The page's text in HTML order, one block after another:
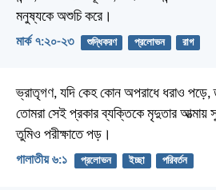
মনুষ্যকে অশুচি করে।
মার্ক ৭:২০-২৩ শুদ্ধিকরণ প্রলোভন রাগ
ভ্রাতৃগণ, যদি কেহ কোন অপরাধে ধরাও পড়ে,
তোমরা সেই প্রকার ব্যক্তিকে মৃদুতার
তুমিও পরীক্ষাতে পড়।
গালাতীয় ৬:১ প্রলোভন ইচ্ছা পরিবর্তন